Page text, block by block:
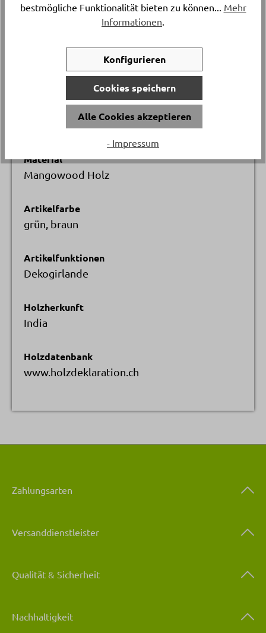
Artikelnummer
ca. 120 cm
Material
Mangowood Holz
Artikelfarbe
grün, braun
Artikelfunktionen
Dekogirlande
Holzherkunft
India
Holzdatenbank
www.holzdeklaration.ch
Zahlungsarten
Versanddienstleister
Qualität & Sicherheit
Nachhaltigkeit
bestmögliche Funktionalität bieten zu können... Mehr
Informationen.
Konfigurieren
Cookies speichern
Alle Cookies akzeptieren
- Impressum